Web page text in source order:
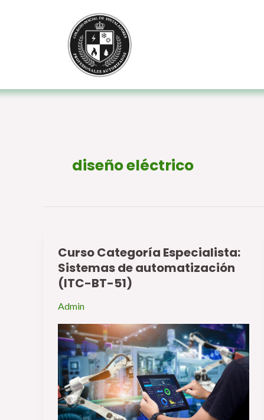
diseño eléctrico
Curso Categoría Especialista:
Sistemas de automatización
(ITC-BT-51)
Admin
Curso
Categoría
Especialista:
Sistemas
de
automatización
(ITC-
BT-
51)